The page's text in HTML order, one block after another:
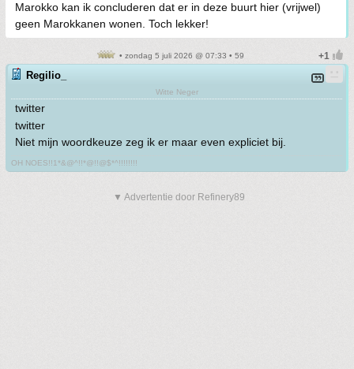
Marokko kan ik concluderen dat er in deze buurt hier (vrijwel)
geen Marokkanen wonen. Toch lekker!
• zondag 5 juli 2026 @ 07:33 • 59
Regilio_
Witte Neger
twitter
twitter
Niet mijn woordkeuze zeg ik er maar even expliciet bij.
OH NOES!!1*&@^!!*@!!@$*^!!!!!!!!
▼ Advertentie door Refinery89